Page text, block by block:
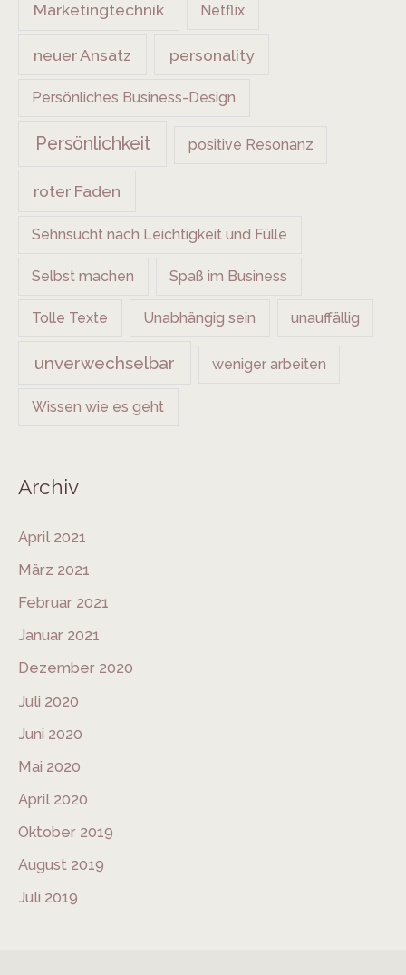
Marketingtechnik Netflix
neuer Ansatz personality
Persönliches Business-Design
Persönlichkeit positive Resonanz
roter Faden
Sehnsucht nach Leichtigkeit und Fülle
Selbst machen Spaß im Business
Tolle Texte Unabhängig sein unauffällig
unverwechselbar weniger arbeiten
Wissen wie es geht
Archiv
April 2021
März 2021
Februar 2021
Januar 2021
Dezember 2020
Juli 2020
Juni 2020
Mai 2020
April 2020
Oktober 2019
August 2019
Juli 2019